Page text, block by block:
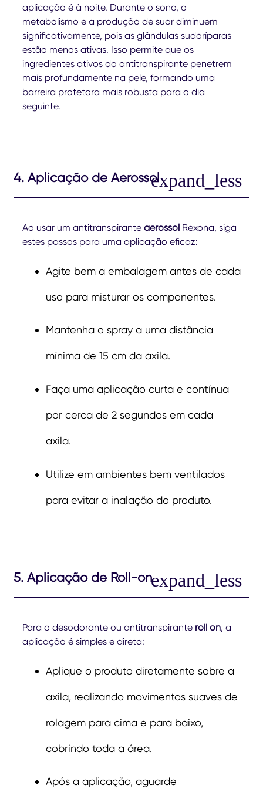
aplicação é à noite. Durante o sono, o
metabolismo e a produção de suor diminuem
significativamente, pois as glândulas sudoríparas
estão menos ativas. Isso permite que os
ingredientes ativos do antitranspirante penetrem
mais profundamente na pele, formando uma
barreira protetora mais robusta para o dia
seguinte.
4. Aplicação de Aerossol
Ao usar um antitranspirante aerossol Rexona, siga
estes passos para uma aplicação eficaz:
Agite bem a embalagem antes de cada
uso para misturar os componentes.
Mantenha o spray a uma distância
mínima de 15 cm da axila.
Faça uma aplicação curta e contínua
por cerca de 2 segundos em cada
axila.
Utilize em ambientes bem ventilados
para evitar a inalação do produto.
5. Aplicação de Roll-on
Para o desodorante ou antitranspirante roll on, a
aplicação é simples e direta:
Aplique o produto diretamente sobre a
axila, realizando movimentos suaves de
rolagem para cima e para baixo,
cobrindo toda a área.
Após a aplicação, aguarde